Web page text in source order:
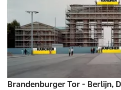
Brandenburger Tor - Berlijn,